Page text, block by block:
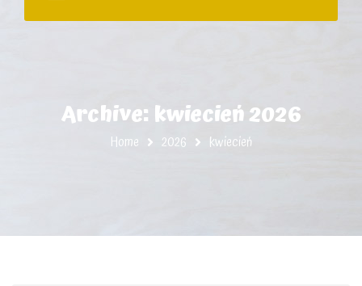
Archive: kwiecień 2026
Home 2026 kwiecień